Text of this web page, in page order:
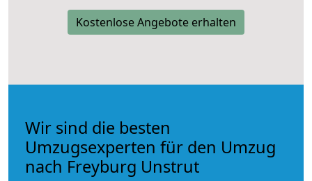
Kostenlose Angebote erhalten
Wir sind die besten
Umzugsexperten für den Umzug
nach Freyburg Unstrut